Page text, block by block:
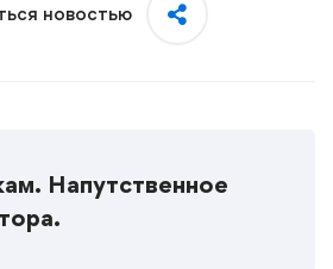
новостью
Напутственное